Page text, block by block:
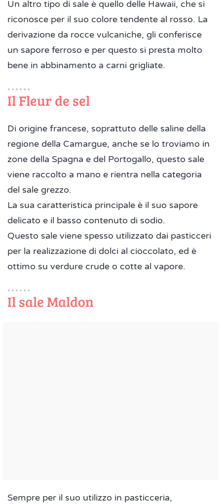
Un altro tipo di sale è quello delle Hawaii, che si
riconosce per il suo colore tendente al rosso. La
derivazione da rocce vulcaniche, gli conferisce
un sapore ferroso e per questo si presta molto
bene in abbinamento a carni grigliate.
Il Fleur de sel
Di origine francese, soprattuto delle saline della
regione della Camargue, anche se lo troviamo in
zone della Spagna e del Portogallo, questo sale
viene raccolto a mano e rientra nella categoria
del sale grezzo.
La sua caratteristica principale è il suo sapore
delicato e il basso contenuto di sodio.
Questo sale viene spesso utilizzato dai pasticceri
per la realizzazione di dolci al cioccolato, ed è
ottimo su verdure crude o cotte al vapore.
Il sale Maldon
Sempre per il suo utilizzo in pasticceria,